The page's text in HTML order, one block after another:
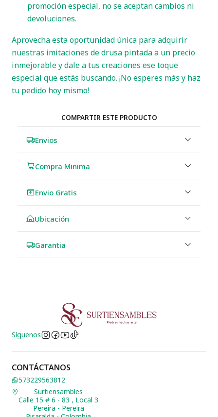
promoción especial, no se aceptan cambios ni
devoluciones.
Aprovecha esta oportunidad única para adquirir
nuestras imitaciones de drusa pintada a un precio
inmejorable y dale a tus creaciones ese toque
especial que estás buscando. ¡No esperes más y haz
tu pedido hoy mismo!
COMPARTIR ESTE PRODUCTO
Envios
Compra Minima
Envio Gratis
Ubicación
Garantia
Síguenos
CONTÁCTANOS
573229563812
Surtiensambles
Calle 15 # 6 - 83 , Local 3
Pereira - Pereira